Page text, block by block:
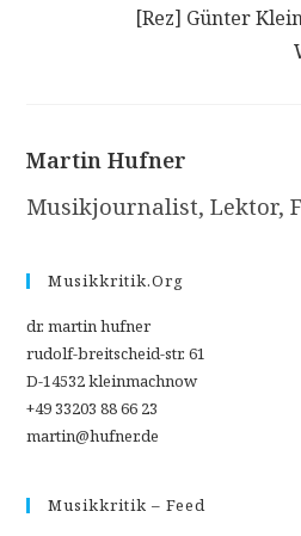
[Rez] Günter
Martin Hufner
Musikjournalist, Lektor,
Musikkritik.org
dr. martin hufner
rudolf-breitscheid-str. 61
D-14532 kleinmachnow
+49 33203 88 66 23
martin@hufner.de
Musikkritik – Feed